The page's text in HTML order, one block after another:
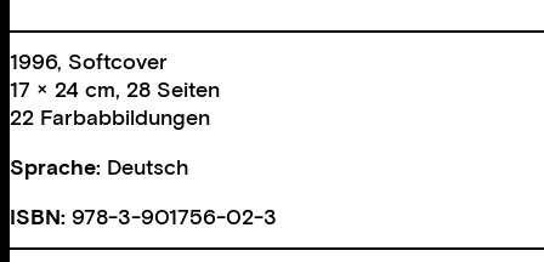
1996, Softcover
17 × 24 cm, 28 Seiten
22 Farbabbildungen
Sprache: Deutsch
ISBN: 978-3-901756-02-3